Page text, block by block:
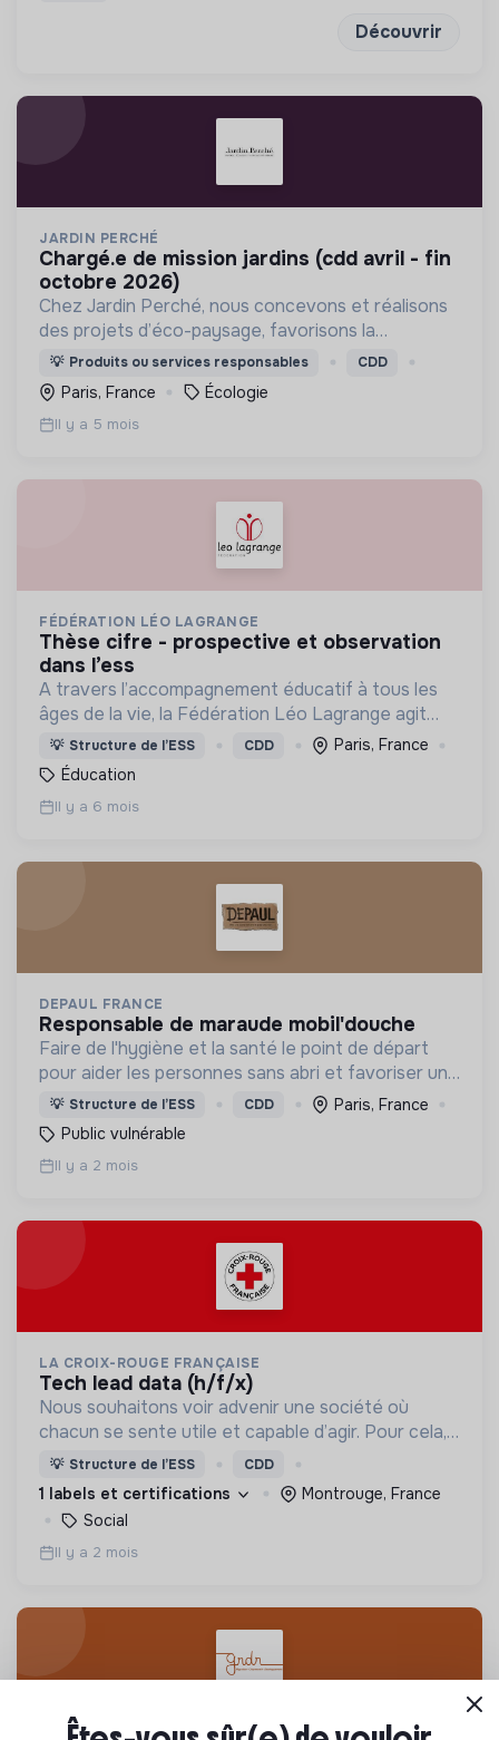
Découvrir
JARDIN PERCHÉ
chargé.e de mission jardins (cdd avril - fin
octobre 2026)
Chez Jardin Perché, nous concevons et réalisons
des projets d’éco-paysage, favorisons la
biodiversité et entretenons nos espaces verts et
fermes urbaines de manière responsable.
💡 Produits ou services responsables CDD
Paris, France Écologie
Il y a 5 mois
FÉDÉRATION LÉO LAGRANGE
thèse cifre - prospective et observation
dans l’ess
A travers l’accompagnement éducatif à tous les
âges de la vie, la Fédération Léo Lagrange agit
pour l’émancipation de chacun et participe à la
construction de citoyens impliqués dans la société
civile
💡 Structure de l’ESS CDD
Paris, France
Éducation
Il y a 6 mois
DEPAUL FRANCE
responsable de maraude mobil'douche
Faire de l'hygiène et la santé le point de départ
pour aider les personnes sans abri et favoriser une
sortie de rue et une (ré)insertion sociale.
💡 Structure de l’ESS CDD
Paris, France
Public vulnérable
Il y a 2 mois
LA CROIX-ROUGE FRANÇAISE
tech lead data (h/f/x)
Nous souhaitons voir advenir une société où
chacun se sente utile et capable d’agir. Pour cela,
nous proposons des moyens et des lieux
d’engagement innovants et adaptés à tous.
💡 Structure de l’ESS CDD
1 labels et certifications
Montrouge, France
Social
Il y a 2 mois